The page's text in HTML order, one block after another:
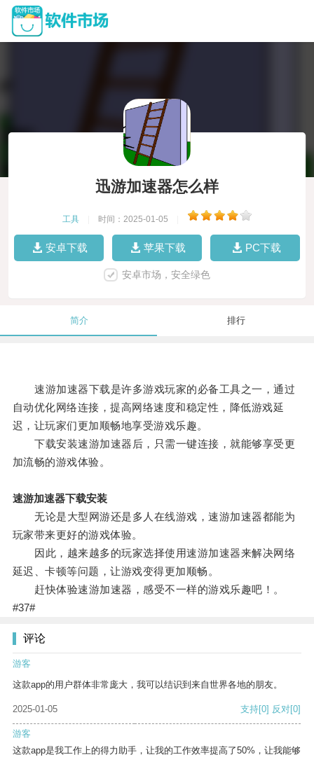
迅游加速器怎么样
工具 时间：2025-01-05
安卓下载 苹果下载 PC下载
安卓市场，安全绿色
简介 排行
速游加速器下载是许多游戏玩家的必备工具之一，通过
自动优化网络连接，提高网络速度和稳定性，降低游戏延
迟，让玩家们更加顺畅地享受游戏乐趣。
下载安装速游加速器后，只需一键连接，就能够享受更
加流畅的游戏体验。
速游加速器下载安装
无论是大型网游还是多人在线游戏，速游加速器都能为
玩家带来更好的游戏体验。
因此，越来越多的玩家选择使用速游加速器来解决网络
延迟、卡顿等问题，让游戏变得更加顺畅。
赶快体验速游加速器，感受不一样的游戏乐趣吧！。
#37#
评论
游客
这款app的用户群体非常庞大，我可以结识到来自世界各地的朋友。
2025-01-05 支持[0] 反对[0]
游客
这款app是我工作上的得力助手，让我的工作效率提高了50%，让我能够